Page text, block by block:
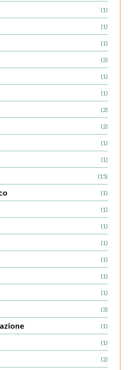
(1)
(1)
(1)
(2)
(1)
(1)
(2)
(2)
(1)
(1)
(15)
(1)
(1)
(1)
(1)
(1)
(1)
(1)
(3)
(1)
(1)
(2)